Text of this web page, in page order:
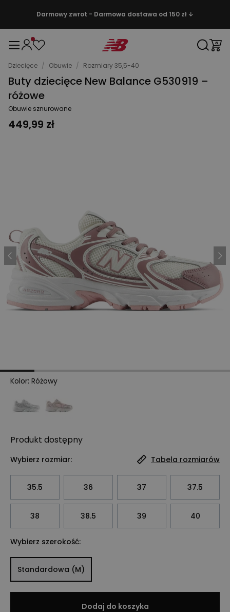
Darmowy zwrot - Darmowa dostawa od 150 zł ↓
Dziecięce / Obuwie / Rozmiary 35,5-40
Buty dziecięce New Balance G530919 –
różowe
Obuwie sznurowane
449,99 zł
Kolor: Różowy
Produkt dostępny
Wybierz rozmiar: Tabela rozmiarów
35.5 36 37 37.5
38 38.5 39 40
Wybierz szerokość:
Standardowa (M)
Dodaj do koszyka